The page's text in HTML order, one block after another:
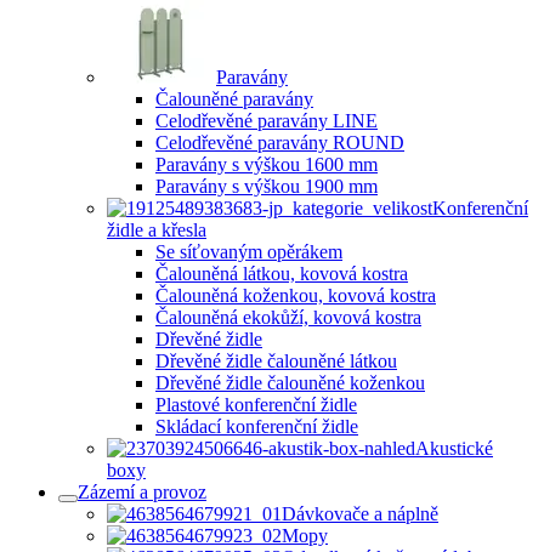
Paravány
Čalouněné paravány
Celodřevěné paravány LINE
Celodřevěné paravány ROUND
Paravány s výškou 1600 mm
Paravány s výškou 1900 mm
Konferenční
židle a křesla
Se síťovaným opěrákem
Čalouněná látkou, kovová kostra
Čalouněná koženkou, kovová kostra
Čalouněná ekokůží, kovová kostra
Dřevěné židle
Dřevěné židle čalouněné látkou
Dřevěné židle čalouněné koženkou
Plastové konferenční židle
Skládací konferenční židle
Akustické
boxy
Zázemí a provoz
Dávkovače a náplně
Mopy